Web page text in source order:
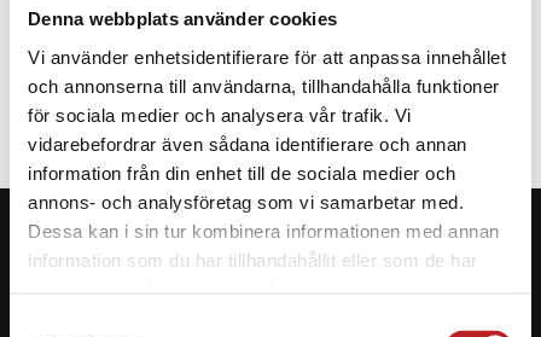
Denna webbplats använder cookies
Vi använder enhetsidentifierare för att anpassa innehållet
och annonserna till användarna, tillhandahålla funktioner
för sociala medier och analysera vår trafik. Vi
vidarebefordrar även sådana identifierare och annan
information från din enhet till de sociala medier och
annons- och analysföretag som vi samarbetar med.
Dessa kan i sin tur kombinera informationen med annan
information som du har tillhandahållit eller som de har
SPECIFIKATION